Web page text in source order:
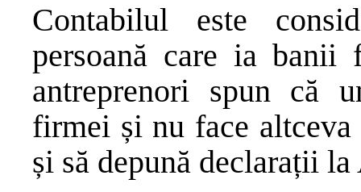
Contabilul este
persoană care ia
antreprenori spun că
firmei și nu face altceva
și să depună declarații